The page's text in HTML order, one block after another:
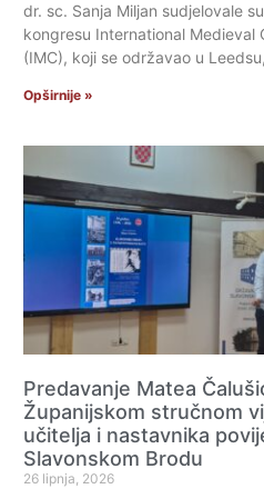
dr. sc. Sanja Miljan sudjelovale
kongresu International Medieval
(IMC), koji se održavao u Leedsu,
Opširnije »
Predavanje Matea
Županijskom stručnom
učitelja i nastavnika
Slavonskom Brodu
26 lipnja, 2026